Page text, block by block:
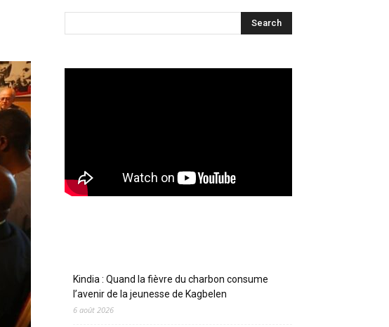
Kindia : Quand la fièvre du charbon consume
l’avenir de la jeunesse de Kagbelen
6 août 2026